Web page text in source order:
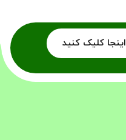
اینجا کلیک کنید